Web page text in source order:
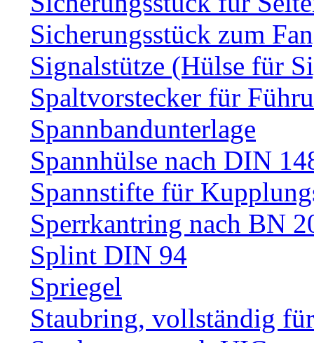
Sicherungsstück zum
Signalstütze (Hülse für
Spaltvorstecker für
Spannbandunterlage
Spannhülse nach DIN
Spannstifte für
Sperrkantring nach BN
Splint DIN 94
Spriegel
Staubring, vollständig